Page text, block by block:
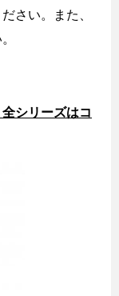
ださい。
また、
シリーズはコ